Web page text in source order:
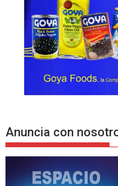
Anuncia con